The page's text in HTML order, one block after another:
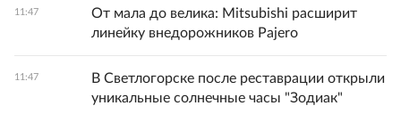
11:47
От мала до велика: Mitsubishi расширит
линейку внедорожников Pajero
11:47
В Светлогорске после реставрации открыли
уникальные солнечные часы "Зодиак"